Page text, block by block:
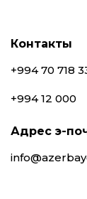
Контакты
+994 70 718
+994 12 000
Адрес э-